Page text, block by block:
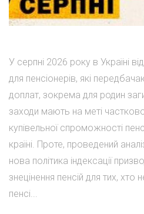
У серпні 2026 року в Україні
для пенсіонерів, які
доплат, зокрема для родин
заходи мають на меті
купівельної спроможності
країні. Проте, проведений
нова політика індексації
знецінення пенсій для тих,
пенсі...